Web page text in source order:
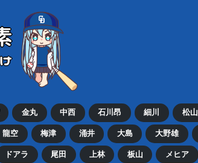
金丸 中西 石川昂 細川 松山
龍空 梅津 涌井 大島 大野雄
ドアラ 尾田 上林 板山 メヒア